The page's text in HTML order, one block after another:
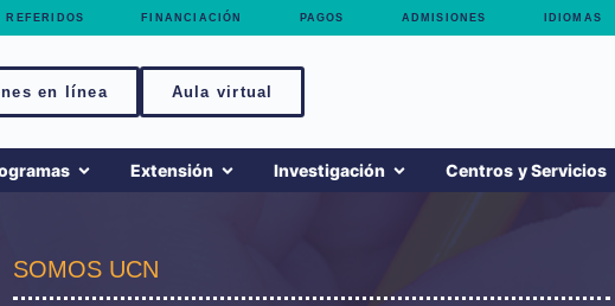
REFERIDOS FINANCIACIÓN PAGOS ADMISIONES IDIOMAS
en línea Aula virtual
Extensión Investigación Centros y Servicios
SOMOS UCN